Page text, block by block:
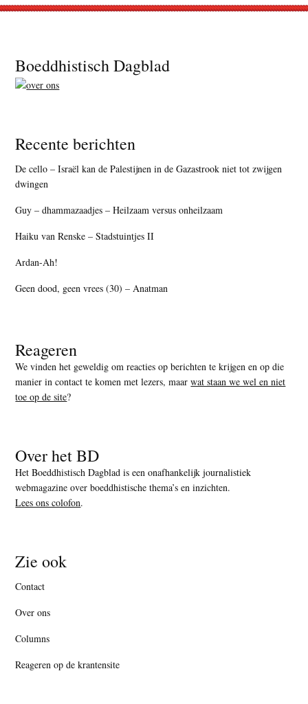
Footer
Boeddhistisch Dagblad
Recente berichten
De cello – Israël kan de Palestijnen in de Gazastrook niet tot zwijgen
dwingen
Guy – dhammazaadjes – Heilzaam versus onheilzaam
Haiku van Renske – Stadstuintjes II
Ardan-Ah!
Geen dood, geen vrees (30) – Anatman
Reageren
We vinden het geweldig om reacties op berichten te krijgen en op die
manier in contact te komen met lezers, maarwat staan we wel en niet
toe op de site?
Over het BD
Het Boeddhistisch Dagblad is een onafhankelijk journalistiek
webmagazine over boeddhistische thema’s en inzichten.
Lees ons colofon.
Zie ook
Contact
Over ons
Columns
Reageren op de krantensite